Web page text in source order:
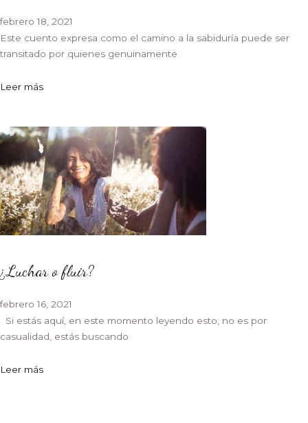
febrero 18, 2021
Este cuento expresa como el camino a la sabiduría puede ser
transitado por quienes genuinamente
Leer más
¿Luchar o fluir?
febrero 16, 2021
Si estás aquí, en este momento leyendo esto, no es por
casualidad, estás buscando
Leer más